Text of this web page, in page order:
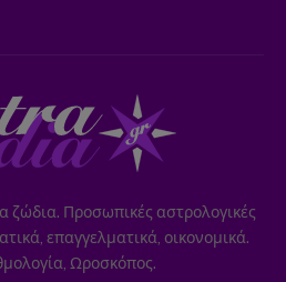
ζώδια. Προσωπικές αστρολογικές
επαγγελματικά, οικονομικά.
Ωροσκόπος.